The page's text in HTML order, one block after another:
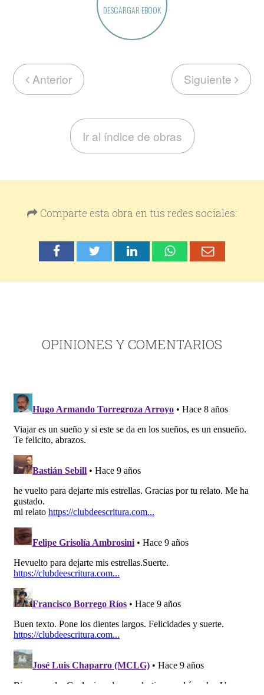
DESCARGAR EBOOK
Anterior Siguiente
Ir al índice de obras
Comparte esta obra en tus redes sociales:
OPINIONES Y COMENTARIOS